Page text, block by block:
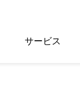
サービス